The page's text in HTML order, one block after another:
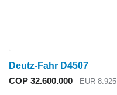
Deutz-Fahr D4507
COP 32.600.000
EUR 8.925